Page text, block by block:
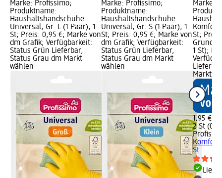
Marke: Profissimo;
Produktname:
Haushaltshandschuhe
Universal, Gr. L (1 Paar), 1
St; Preis: 0,95 €; Marke von
dm Grafik; Verfügbarkeit:
Status Grün Lieferbar,
Status Grau dm Markt
wählen
Marke: Profissimo;
Produktname:
Haushaltshandschuhe
Universal, Gr. S (1 Paar), 1
St; Preis: 0,95 €; Marke von
dm Grafik; Verfügbarkeit:
Status Grün Lieferbar,
Status Grau dm Markt
wählen
Marke:
Komfort
St;
1 St);
Markt
1,95 €
2 St
Komfort
St